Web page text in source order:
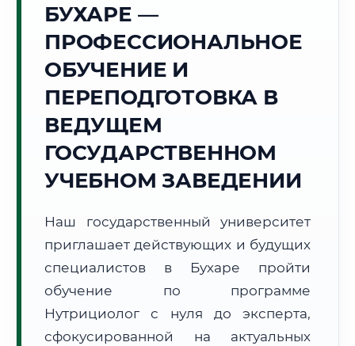
15:49:30
2026 г.
Погода в г. Бухара: ☀️ +38°C, Ясно
🌅 Восход: 05:45
📍 Региональная справка г. Бухара
Почтовые индексы:
200100–200130
Часовой пояс:
UTC+5
Формат учебы:
Дистанционно
🗺️ Зона обслуживания: г. Бухара
БУХАРЕ —
ПРОФЕССИОНАЛЬНОЕ
ОБУЧЕНИЕ И
ПЕРЕПОДГОТОВКА В
ВЕДУЩЕМ
ГОСУДАРСТВЕННОМ
УЧЕБНОМ ЗАВЕДЕНИИ
Наш государственный университет
приглашает действующих и будущих
специалистов в Бухаре пройти
обучение по программе
Нутрициолог с нуля до эксперта,
сфокусированной на актуальных